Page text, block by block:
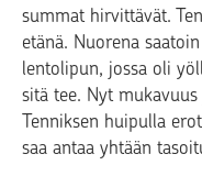
summat hirvittävät.
etänä. Nuorena
lentolipun, jossa oli
sitä tee. Nyt
Tenniksen huipulla
saa antaa yhtään